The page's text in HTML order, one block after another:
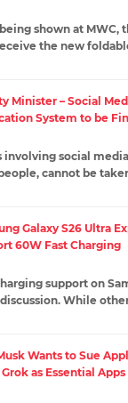
shown at MWC,
the new
Minister – Social
System to be
involving social
cannot be
Galaxy S26 Ultra
60W Fast Charging
support on
While
Wants to Sue
Grok as Essential